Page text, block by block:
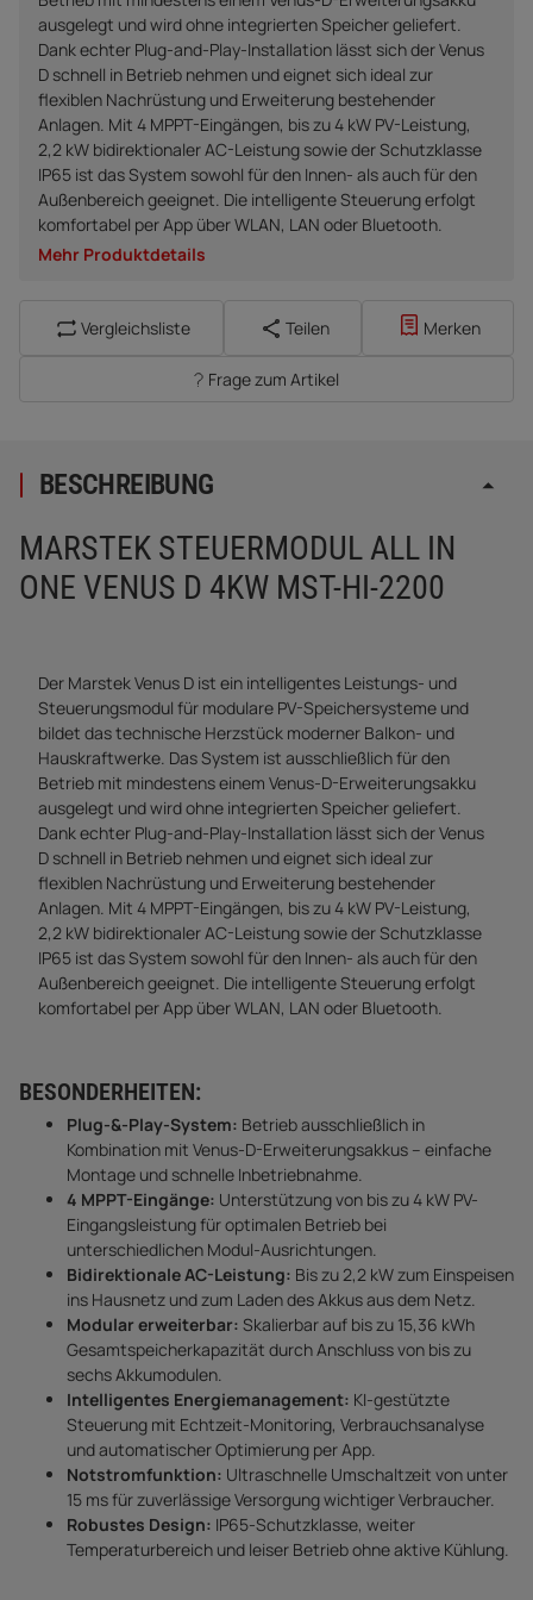
ausgelegt und wird ohne integrierten Speicher geliefert.
Dank echter Plug-and-Play-Installation lässt sich der Venus
D schnell in Betrieb nehmen und eignet sich ideal zur
flexiblen Nachrüstung und Erweiterung bestehender
Anlagen. Mit 4 MPPT-Eingängen, bis zu 4 kW PV-Leistung,
2,2 kW bidirektionaler AC-Leistung sowie der Schutzklasse
IP65 ist das System sowohl für den Innen- als auch für den
Außenbereich geeignet. Die intelligente Steuerung erfolgt
komfortabel per App über WLAN, LAN oder Bluetooth.
Mehr Produktdetails
Vergleichsliste Teilen Merken
Frage zum Artikel
BESCHREIBUNG
MARSTEK STEUERMODUL ALL IN
ONE VENUS D 4KW MST-HI-2200
Der Marstek Venus D ist ein intelligentes Leistungs- und
Steuerungsmodul für modulare PV-Speichersysteme und
bildet das technische Herzstück moderner Balkon- und
Hauskraftwerke. Das System ist ausschließlich für den
Betrieb mit mindestens einem Venus-D-Erweiterungsakku
ausgelegt und wird ohne integrierten Speicher geliefert.
Dank echter Plug-and-Play-Installation lässt sich der Venus
D schnell in Betrieb nehmen und eignet sich ideal zur
flexiblen Nachrüstung und Erweiterung bestehender
Anlagen. Mit 4 MPPT-Eingängen, bis zu 4 kW PV-Leistung,
2,2 kW bidirektionaler AC-Leistung sowie der Schutzklasse
IP65 ist das System sowohl für den Innen- als auch für den
Außenbereich geeignet. Die intelligente Steuerung erfolgt
komfortabel per App über WLAN, LAN oder Bluetooth.
BESONDERHEITEN:
Plug-&-Play-System: Betrieb ausschließlich in
Kombination mit Venus-D-Erweiterungsakkus – einfache
Montage und schnelle Inbetriebnahme.
4 MPPT-Eingänge: Unterstützung von bis zu 4 kW PV-
Eingangsleistung für optimalen Betrieb bei
unterschiedlichen Modul-Ausrichtungen.
Bidirektionale AC-Leistung: Bis zu 2,2 kW zum Einspeisen
ins Hausnetz und zum Laden des Akkus aus dem Netz.
Modular erweiterbar: Skalierbar auf bis zu 15,36 kWh
Gesamtspeicherkapazität durch Anschluss von bis zu
sechs Akkumodulen.
Intelligentes Energiemanagement: KI-gestützte
Steuerung mit Echtzeit-Monitoring, Verbrauchsanalyse
und automatischer Optimierung per App.
Notstromfunktion: Ultraschnelle Umschaltzeit von unter
15 ms für zuverlässige Versorgung wichtiger Verbraucher.
Robustes Design: IP65-Schutzklasse, weiter
Temperaturbereich und leiser Betrieb ohne aktive Kühlung.